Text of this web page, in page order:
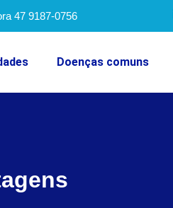
47 9187-0756
Doenças comuns